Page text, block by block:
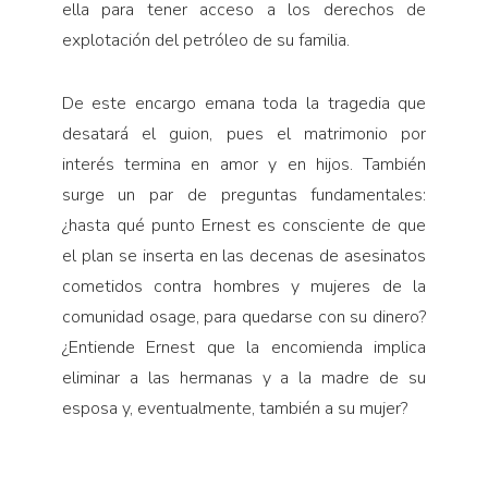
ella para tener acceso a los derechos de
explotación del petróleo de su familia.
De este encargo emana toda la tragedia que
desatará el guion, pues el matrimonio por
interés termina en amor y en hijos. También
surge un par de preguntas fundamentales:
¿hasta qué punto Ernest es consciente de que
el plan se inserta en las decenas de asesinatos
cometidos contra hombres y mujeres de la
comunidad osage, para quedarse con su dinero?
¿Entiende Ernest que la encomienda implica
eliminar a las hermanas y a la madre de su
esposa y, eventualmente, también a su mujer?